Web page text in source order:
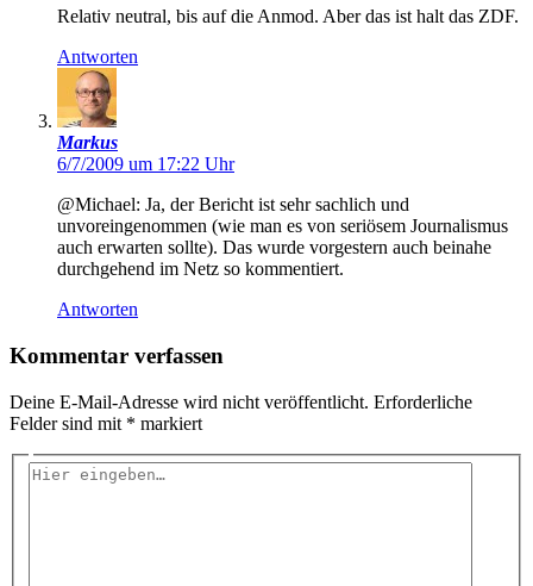
Relativ neutral, bis auf die Anmod. Aber das ist halt das ZDF.
Antworten
Markus
6/7/2009 um 17:22 Uhr
@Michael: Ja, der Bericht ist sehr sachlich und
unvoreingenommen (wie man es von seriösem Journalismus
auch erwarten sollte). Das wurde vorgestern auch beinahe
durchgehend im Netz so kommentiert.
Antworten
Kommentar verfassen
Deine E-Mail-Adresse wird nicht veröffentlicht. Erforderliche
Felder sind mit * markiert
Hier